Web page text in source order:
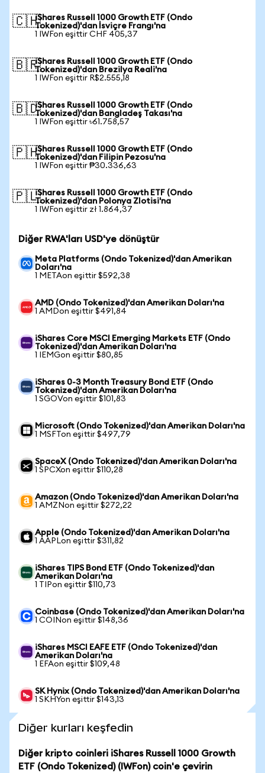
🇨🇭iShares Russell 1000 Growth ETF (Ondo
Tokenized)'dan İsviçre Frangı'na
1 IWFon eşittir CHF 405,37
🇧🇷iShares Russell 1000 Growth ETF (Ondo
Tokenized)'dan Brezilya Reali'na
1 IWFon eşittir R$2.555,18
🇧🇩iShares Russell 1000 Growth ETF (Ondo
Tokenized)'dan Bangladeş Takası'na
1 IWFon eşittir ৳61.758,57
🇵🇭iShares Russell 1000 Growth ETF (Ondo
Tokenized)'dan Filipin Pezosu'na
1 IWFon eşittir ₱30.336,63
🇵🇱iShares Russell 1000 Growth ETF (Ondo
Tokenized)'dan Polonya Zlotisi'na
1 IWFon eşittir zł 1.864,37
Diğer RWA'ları USD'ye dönüştür
Meta Platforms (Ondo Tokenized)'dan Amerikan
Doları'na
1 METAon eşittir $592,38
AMD (Ondo Tokenized)'dan Amerikan Doları'na
1 AMDon eşittir $491,84
iShares Core MSCI Emerging Markets ETF (Ondo
Tokenized)'dan Amerikan Doları'na
1 IEMGon eşittir $80,85
iShares 0-3 Month Treasury Bond ETF (Ondo
Tokenized)'dan Amerikan Doları'na
1 SGOVon eşittir $101,83
Microsoft (Ondo Tokenized)'dan Amerikan Doları'na
1 MSFTon eşittir $497,79
SpaceX (Ondo Tokenized)'dan Amerikan Doları'na
1 SPCXon eşittir $110,28
Amazon (Ondo Tokenized)'dan Amerikan Doları'na
1 AMZNon eşittir $272,22
Apple (Ondo Tokenized)'dan Amerikan Doları'na
1 AAPLon eşittir $311,82
iShares TIPS Bond ETF (Ondo Tokenized)'dan
Amerikan Doları'na
1 TIPon eşittir $110,73
Coinbase (Ondo Tokenized)'dan Amerikan Doları'na
1 COINon eşittir $148,36
iShares MSCI EAFE ETF (Ondo Tokenized)'dan
Amerikan Doları'na
1 EFAon eşittir $109,48
SK Hynix (Ondo Tokenized)'dan Amerikan Doları'na
1 SKHYon eşittir $143,13
Diğer kurları keşfedin
Diğer kripto coinleri iShares Russell 1000 Growth
ETF (Ondo Tokenized) (IWFon) coin'e çevirin